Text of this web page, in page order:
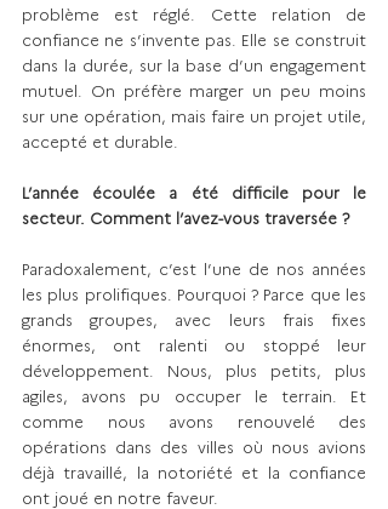
problème est réglé. Cette relation de
confiance ne s’invente pas. Elle se construit
dans la durée, sur la base d’un engagement
mutuel. On préfère marger un peu moins
sur une opération, mais faire un projet utile,
accepté et durable.
L’année écoulée a été difficile pour le
secteur. Comment l’avez-vous traversée ?
Paradoxalement, c’est l’une de nos années
les plus prolifiques. Pourquoi ? Parce que les
grands groupes, avec leurs frais fixes
énormes, ont ralenti ou stoppé leur
développement. Nous, plus petits, plus
agiles, avons pu occuper le terrain. Et
comme nous avons renouvelé des
opérations dans des villes où nous avions
déjà travaillé, la notoriété et la confiance
ont joué en notre faveur.